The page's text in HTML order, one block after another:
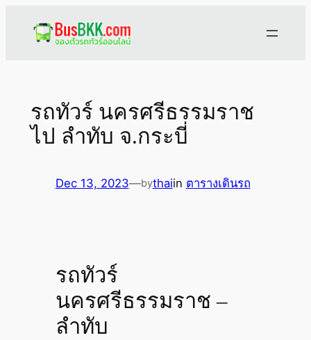
รถทัวร์ นครศรีธรรมราช
ไป ลำทับ จ.กระบี่
Dec 13, 2023—bythaiin ตารางเดินรถ
รถทัวร์
นครศรีธรรมราช –
ลำทับ